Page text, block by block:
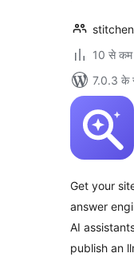
10 से कम
7.0.3 के
Get your
answer
AI
publish an